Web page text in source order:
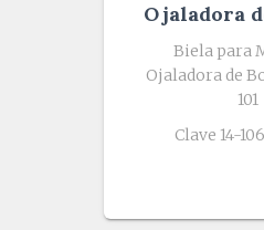
Ojaladora
Biela para
Ojaladora de
101
Clave 14-